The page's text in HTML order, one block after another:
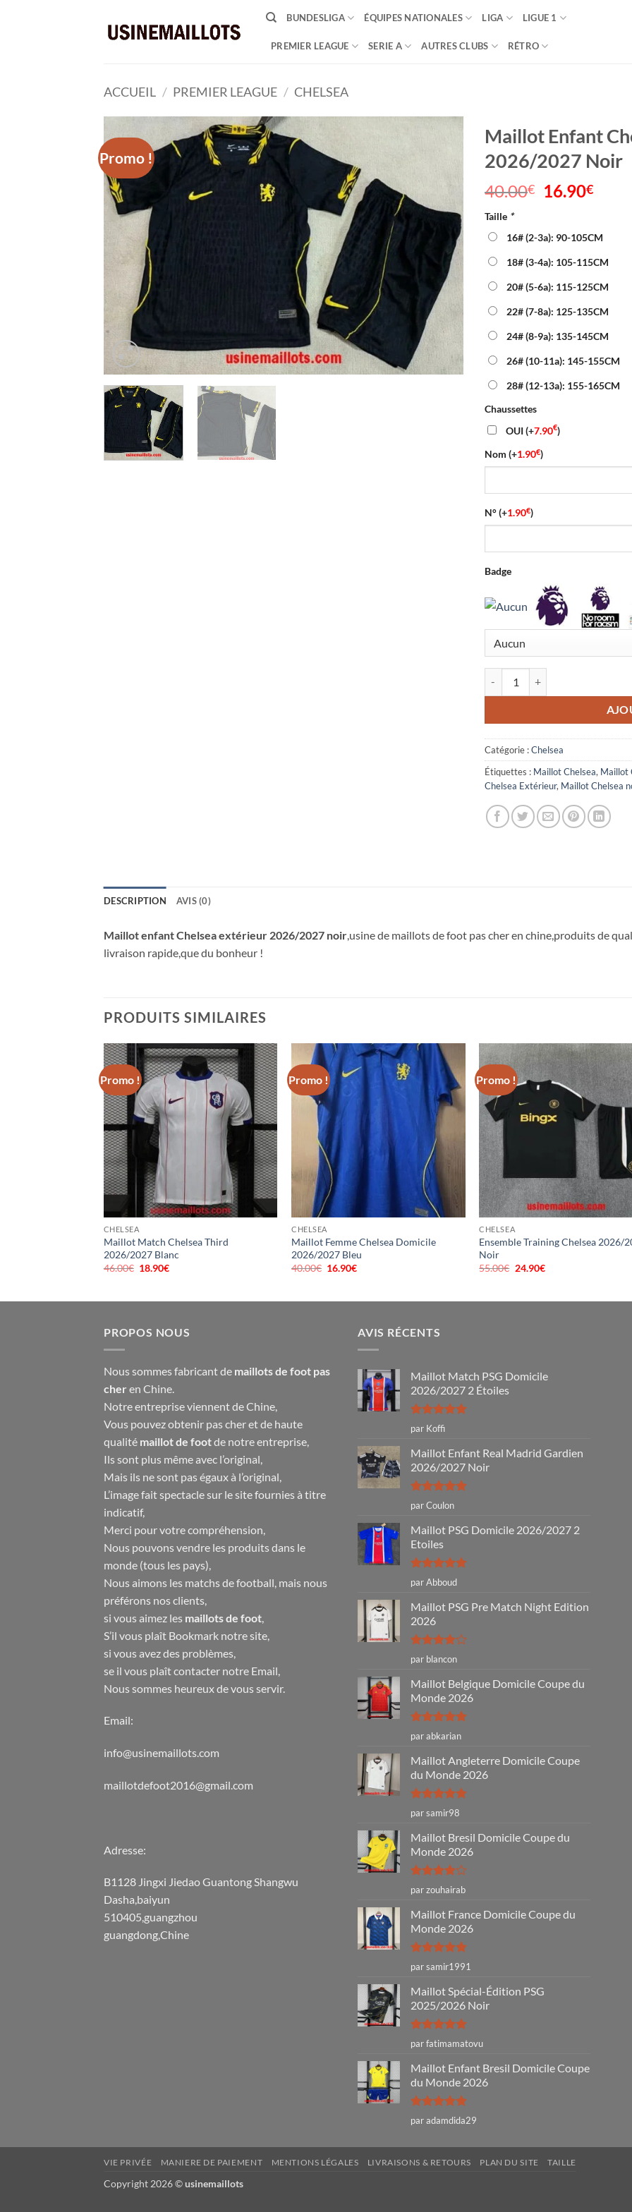
BUNDESLIGA ÉQUIPES NATIONALES LIGA LIGUE 1
PREMIER LEAGUE SERIE A AUTRES CLUBS RÉTRO
ACCUEIL / PREMIER LEAGUE / CHELSEA
Promo !
Maillot Enfant
2026/2027 Noir
40.00€
Le
était :
40.00€.
16.90€
est :
Taille *
16# (2-3a): 90-105CM
18# (3-4a): 105-115CM
20# (5-6a): 115-125CM
22# (7-8a): 125-135CM
24# (8-9a): 135-145CM
26# (10-11a): 145-155CM
28# (12-13a): 155-165CM
Chaussettes
OUI(+7.90€)
Nom (+1.90€)
N°(+1.90€)
Badge
quantité de Maillot Enfant
Catégorie :Chelsea
Étiquettes : Maillot Chelsea, Maillot
Chelsea Extérieur, Maillot Chelsea
DESCRIPTION AVIS (0)
Maillot enfant Chelsea extérieur 2026/2027 noir,usine de maillots de foot pas cher en chine,produits de
livraison rapide,que du bonheur !
PRODUITS SIMILAIRES
Promo !
CHELSEA
Maillot Match Chelsea Third
2026/2027 Blanc
46.00€ Le
18.90€
Promo !
CHELSEA
Maillot Femme Chelsea Domicile
2026/2027 Bleu
40.00€ Le
16.90€
Promo !
CHELSEA
Ensemble Training Chelsea 2026/
Noir
55.00€ Le
24.90€Le
PROPOS NOUS
Nous sommes fabricant de maillots de foot pas
cher en Chine.
Notre entreprise viennent de Chine,
Vous pouvez obtenir pas cher et de haute
qualité maillot de footde notre entreprise,
Ils sont plus même avec l’original,
Mais ils ne sont pas égaux à l’original,
L’image fait spectacle sur le site fournies à titre
indicatif,
Merci pour votre compréhension,
Nous pouvons vendre les produits dans le
monde (tous les pays),
Nous aimons les matchs de football, mais nous
préférons nos clients,
si vous aimez les maillots de foot
S’il vous plaît Bookmark notre site,
si vous avez des problèmes,
se il vous plaît contacter notre Email,
Nous sommes heureux de vous servir.
Email:
info@usinemaillots.com
maillotdefoot2016@gmail.com
Adresse:
B1128 Jingxi Jiedao Guantong Shangwu
Dasha,baiyun
510405,guangzhou
guangdong,Chine
AVIS RÉCENTS
Maillot Match PSG Domicile
2026/2027 2 Étoiles
Note5sur
5
par Koffi
Maillot Enfant Real Madrid Gardien
2026/2027 Noir
Note5sur
5
par Coulon
Maillot PSG Domicile 2026/2027 2
Etoiles
Note5sur
5
par Abboud
Maillot PSG Pre Match Night Edition
2026
Note4
sur 5
par blancon
Maillot Belgique Domicile Coupe du
Monde 2026
Note5sur
5
par abkarian
Maillot Angleterre Domicile Coupe
du Monde 2026
Note5sur
5
par samir98
Maillot Bresil Domicile Coupe du
Monde 2026
Note4
sur 5
par zouhairab
Maillot France Domicile Coupe du
Monde 2026
Note5sur
5
par samir1991
Maillot Spécial-Édition PSG
2025/2026 Noir
Note5sur
5
par fatimamatovu
Maillot Enfant Bresil Domicile Coupe
du Monde 2026
Note5sur
5
par adamdida29
VIE PRIVÉE MANIERE DE PAIEMENT MENTIONS LÉGALES LIVRAISONS & RETOURS PLAN DU SITE TAILLE
Copyright 2026 ©usinemaillots